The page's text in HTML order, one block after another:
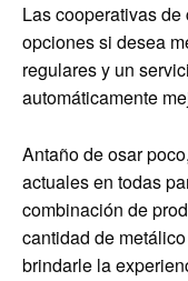
Las cooperativas
opciones si desea
regulares y un
automáticamente
Antaño de osar
actuales en todas
combinación de
cantidad de
brindarle la